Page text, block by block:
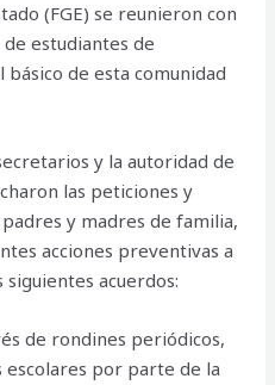
(FGE) se reunieron con
estudiantes de
de esta comunidad
y la autoridad de
las peticiones y
y madres de familia,
acciones preventivas a
acuerdos:
de rondines periódicos,
por parte de la